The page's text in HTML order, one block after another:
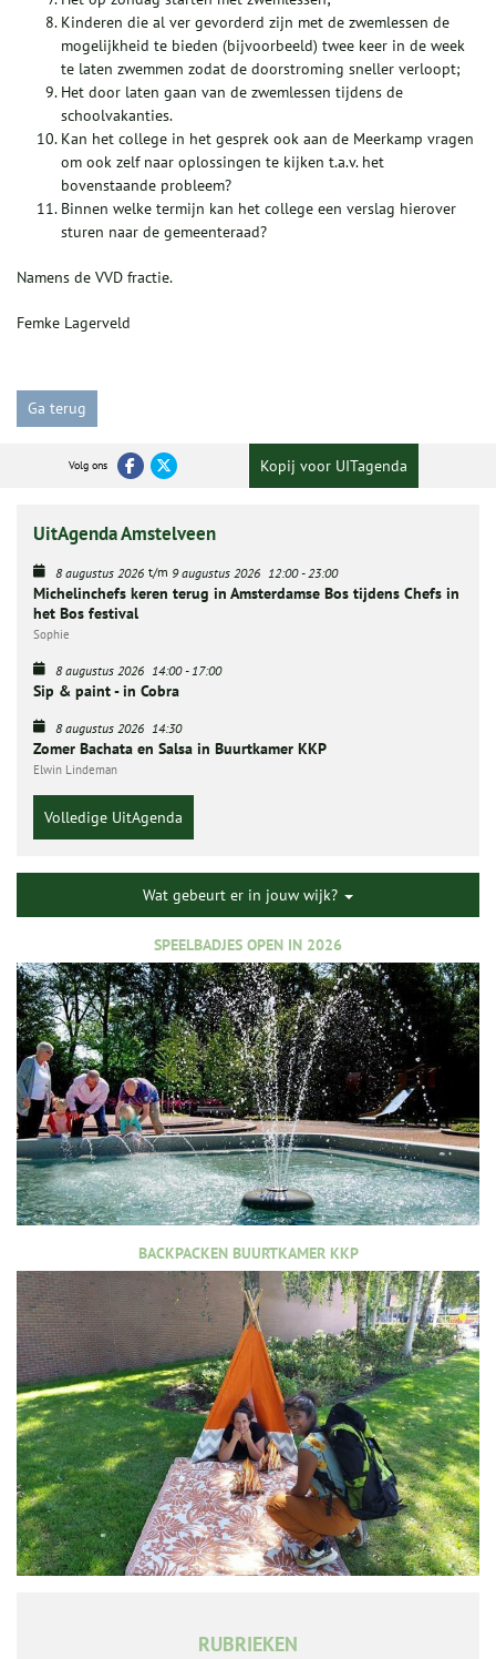
Kinderen die al ver gevorderd zijn met de zwemlessen de
mogelijkheid te bieden (bijvoorbeeld) twee keer in de week
te laten zwemmen zodat de doorstroming sneller verloopt;
Het door laten gaan van de zwemlessen tijdens de
schoolvakanties.
Kan het college in het gesprek ook aan de Meerkamp vragen
om ook zelf naar oplossingen te kijken t.a.v. het
bovenstaande probleem?
Binnen welke termijn kan het college een verslag hierover
sturen naar de gemeenteraad?
Namens de VVD fractie.
Femke Lagerveld
Ga terug
Volg ons Kopij voor UITagenda
UitAgenda Amstelveen
8 augustus 2026 t/m 9 augustus 2026 12:00-23:00
Michelinchefs keren terug in Amsterdamse Bos tijdens Chefs in
het Bos festival
Sophie
8 augustus 2026 14:00-17:00
Sip & paint - in Cobra
8 augustus 2026 14:30
Zomer Bachata en Salsa in Buurtkamer KKP
Elwin Lindeman
Volledige UitAgenda
Wat gebeurt er in jouw wijk?
SPEELBADJES OPEN IN 2026
BACKPACKEN BUURTKAMER KKP
RUBRIEKEN